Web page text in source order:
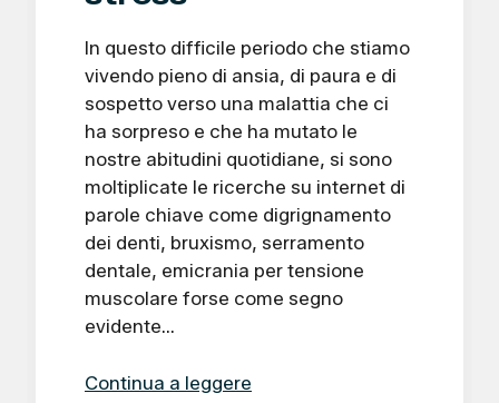
In questo difficile periodo che stiamo
vivendo pieno di ansia, di paura e di
sospetto verso una malattia che ci
ha sorpreso e che ha mutato le
nostre abitudini quotidiane, si sono
moltiplicate le ricerche su internet di
parole chiave come digrignamento
dei denti, bruxismo, serramento
dentale, emicrania per tensione
muscolare forse come segno
evidente…
Continua a leggere